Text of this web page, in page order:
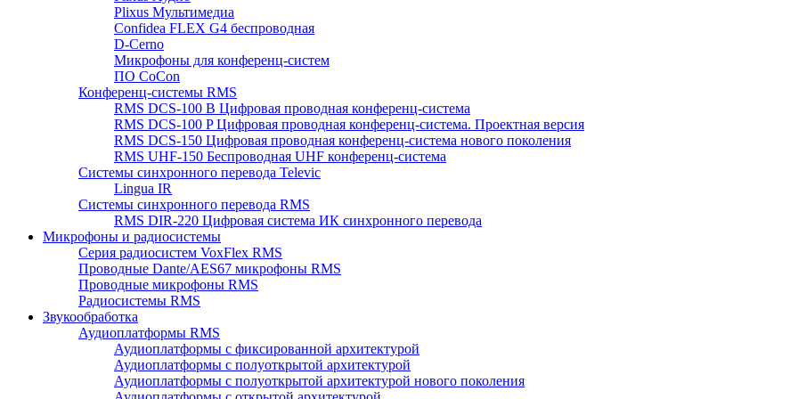
Plixus Мультимедиа
Confidea FLEX G4 беспроводная
D-Cerno
Микрофоны для конференц-систем
ПО CoCon
Конференц-системы RMS
RMS DCS-100 B Цифровая проводная конференц-система
RMS DCS-100 P Цифровая проводная конференц-система. Проектная версия
RMS DCS-150 Цифровая проводная конференц-система нового поколения
RMS UHF-150 Беспроводная UHF конференц-система
Системы синхронного перевода Televic
Lingua IR
Системы синхронного перевода RMS
RMS DIR-220 Цифровая система ИК синхронного перевода
Микрофоны и радиосистемы
Серия радиосистем VoxFlex RMS
Проводные Dante/AES67 микрофоны RMS
Проводные микрофоны RMS
Радиосистемы RMS
Звукообработка
Аудиоплатформы RMS
Аудиоплатформы с фиксированной архитектурой
Аудиоплатформы с полуоткрытой архитектурой
Аудиоплатформы с полуоткрытой архитектурой нового поколения